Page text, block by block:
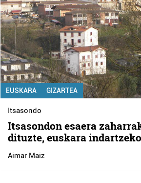
EUSKARA GIZARTEA
Itsasondo
Itsasondon esaera
dituzte, euskara indartzeko
Aimar Maiz